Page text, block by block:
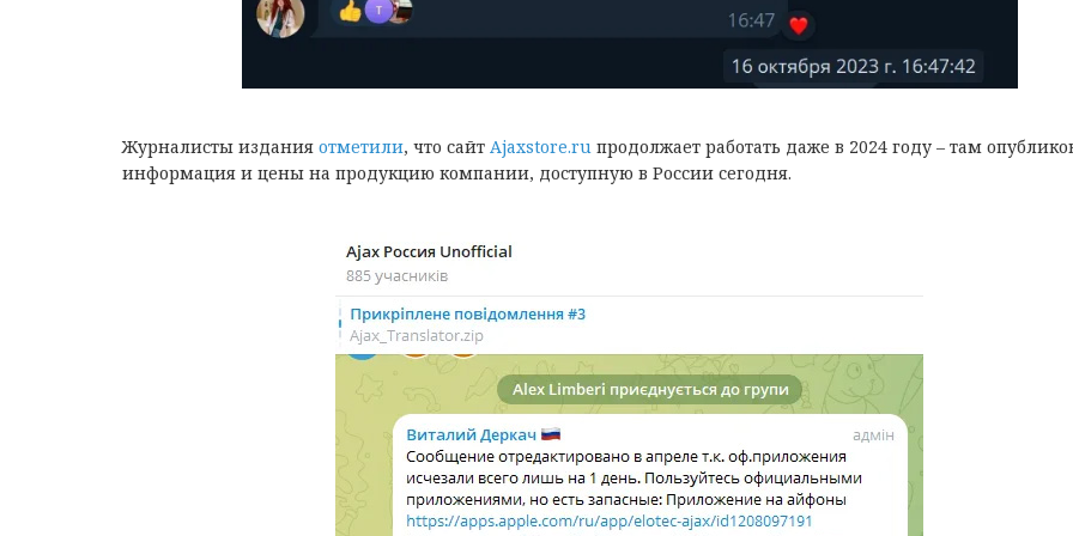
Журналисты издания отметили, что сайт Ajaxstore.ru продолжает работать даже в 2024 году – там
информация и цены на продукцию компании, доступную в России сегодня.